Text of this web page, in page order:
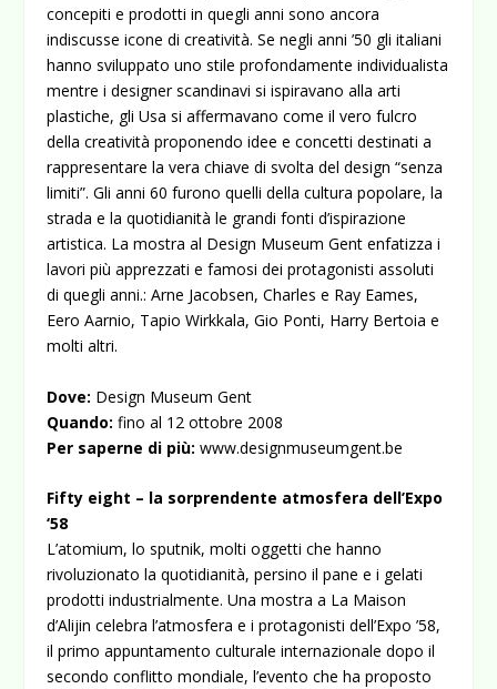
concepiti e prodotti in quegli anni sono ancora
indiscusse icone di creatività. Se negli anni ’50 gli italiani
hanno sviluppato uno stile profondamente individualista
mentre i designer scandinavi si ispiravano alla arti
plastiche, gli Usa si affermavano come il vero fulcro
della creatività proponendo idee e concetti destinati a
rappresentare la vera chiave di svolta del design “senza
limiti”. Gli anni 60 furono quelli della cultura popolare, la
strada e la quotidianità le grandi fonti d’ispirazione
artistica. La mostra al Design Museum Gent enfatizza i
lavori più apprezzati e famosi dei protagonisti assoluti
di quegli anni.: Arne Jacobsen, Charles e Ray Eames,
Eero Aarnio, Tapio Wirkkala, Gio Ponti, Harry Bertoia e
molti altri.
Dove: Design Museum Gent
Quando: fino al 12 ottobre 2008
Per saperne di più: www.designmuseumgent.be
Fifty eight – la sorprendente atmosfera dell’Expo
‘58
L’atomium, lo sputnik, molti oggetti che hanno
rivoluzionato la quotidianità, persino il pane e i gelati
prodotti industrialmente. Una mostra a La Maison
d’Alijin celebra l’atmosfera e i protagonisti dell’Expo ’58,
il primo appuntamento culturale internazionale dopo il
secondo conflitto mondiale, l’evento che ha proposto